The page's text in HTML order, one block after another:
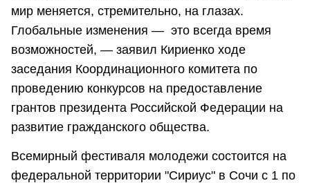
мир меняется, стремительно, на глазах.
Глобальные изменения — это всегда время
возможностей, — заявил Кириенко ходе
заседания Координационного комитета по
проведению конкурсов на предоставление
грантов президента Российской Федерации на
развитие гражданского общества.
Всемирный фестиваля молодежи состоится на
федеральной территории "Сириус" в Сочи с 1 по